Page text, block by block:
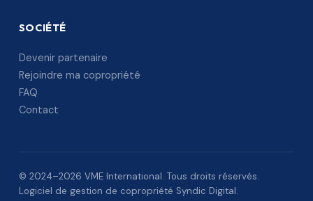
SOCIÉTÉ
Devenir partenaire
Rejoindre ma copropriété
FAQ
Contact
© 2024–2026 VME International. Tous droits réservés.
Logiciel de gestion de copropriété Syndic Digital.